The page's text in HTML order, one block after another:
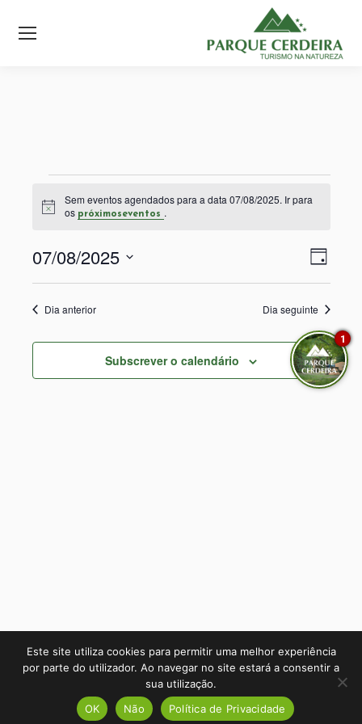
Eventos
07/08/2025
Aviso
Sem eventos agendados para a data 07/08/2025. Ir para
os próximoseventos .
de
de
de
Dia
07/08/2025
data.Dia anterior Dia seguinte
Subscrever o calendário
2026 © Parque Cerdeira | RNET 109 - RNAAT 14/2003 | W3C - 7.0
Este site utiliza cookies para permitir uma melhor experiência
por parte do utilizador. Ao navegar no site estará a consentir a
sua utilização.
OK
Não Política de Privacidade
1